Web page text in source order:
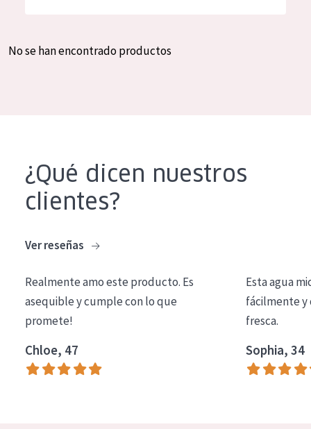
Crema de día
Crema de noche
Limpieza
COLECCIÓN
Essentials
Lift+
Spanish
No se han encontrado productos
¿Qué dicen nuestros
clientes?
Ver reseñas
Realmente amo este producto. Es
asequible y cumple con lo que
promete!
Chloe, 47
Esta agua
fácilmente y
fresca.
Sophia, 34